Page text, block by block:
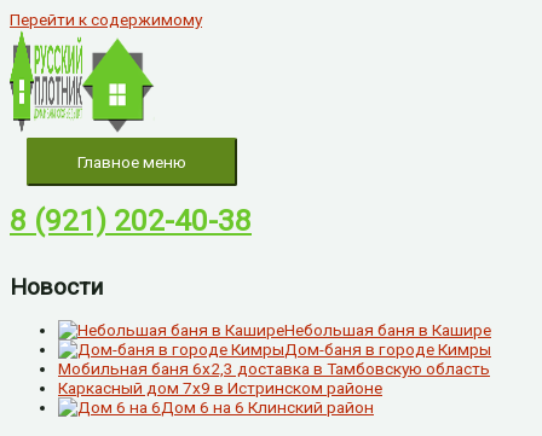
Перейти к содержимому
Главное меню
8 (921) 202-40-38
Новости
Небольшая баня в Кашире
Дом-баня в городе Кимры
Мобильная баня 6х2,3 доставка в Тамбовскую область
Каркасный дом 7х9 в Истринском районе
Дом 6 на 6 Клинский район